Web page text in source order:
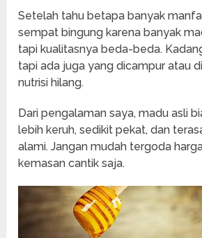
Setelah tahu betapa banyak
sempat bingung karena banyak
tapi kualitasnya beda-beda.
tapi ada juga yang dicampur atau
nutrisi hilang.
Dari pengalaman saya, madu asli
lebih keruh, sedikit pekat, dan
alami. Jangan mudah tergoda
kemasan cantik saja.